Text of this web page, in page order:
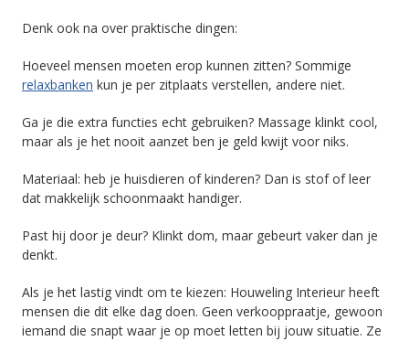
Denk ook na over praktische dingen:
Hoeveel mensen moeten erop kunnen zitten? Sommige
relaxbanken kun je per zitplaats verstellen, andere niet.
Ga je die extra functies echt gebruiken? Massage klinkt cool,
maar als je het nooit aanzet ben je geld kwijt voor niks.
Materiaal: heb je huisdieren of kinderen? Dan is stof of leer
dat makkelijk schoonmaakt handiger.
Past hij door je deur? Klinkt dom, maar gebeurt vaker dan je
denkt.
Als je het lastig vindt om te kiezen: Houweling Interieur heeft
mensen die dit elke dag doen. Geen verkooppraatje, gewoon
iemand die snapt waar je op moet letten bij jouw situatie. Ze